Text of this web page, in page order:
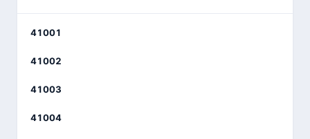
41001
41002
41003
41004